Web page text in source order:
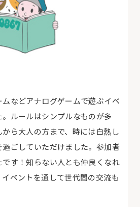
などアナログゲームで遊ぶイベ
ルールはシンプルなものが多
ら大人の方まで、時には白熱し
ごしていただけました。参加者
す！知らない人とも仲良くなれ
ベントを通して世代間の交流も